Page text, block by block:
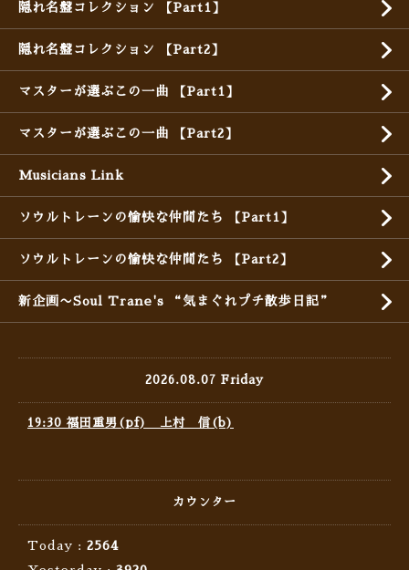
隠れ名盤コレクション 【Part1】
隠れ名盤コレクション 【Part2】
マスターが選ぶこの一曲 【Part1】
マスターが選ぶこの一曲 【Part2】
Musicians Link
ソウルトレーンの愉快な仲間たち 【Part1】
ソウルトレーンの愉快な仲間たち 【Part2】
新企画〜Soul Trane's “気まぐれプチ散歩日記”
2026.08.07 Friday
19:30 福田重男(pf) 上村 信(b)
カウンター
Today : 2564